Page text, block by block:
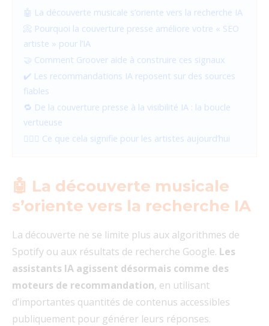
🤖 La découverte musicale s’oriente vers la recherche IA
📀 Pourquoi la couverture presse améliore votre « SEO
artiste » pour l’IA
🤝 Comment Groover aide à construire ces signaux
✔️ Les recommandations IA reposent sur des sources
fiables
🔁 De la couverture presse à la visibilité IA : la boucle
vertueuse
🤷🏻‍♀️ Ce que cela signifie pour les artistes aujourd’hui
🤖 La découverte musicale
s’oriente vers la recherche IA
La découverte ne se limite plus aux algorithmes de
Spotify ou aux résultats de recherche Google. Les
assistants IA agissent désormais comme des
moteurs de recommandation, en utilisant
d’importantes quantités de contenus accessibles
publiquement pour générer leurs réponses.